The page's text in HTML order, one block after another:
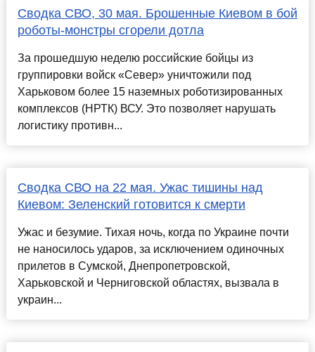
Сводка СВО, 30 мая. Брошенные Киевом в бой
роботы-монстры сгорели дотла
За прошедшую неделю российские бойцы из
группировки войск «Север» уничтожили под
Харьковом более 15 наземных роботизированных
комплексов (НРТК) ВСУ. Это позволяет нарушать
логистику противн...
Сводка СВО на 22 мая. Ужас тишины над
Киевом: Зеленский готовится к смерти
Ужас и безумие. Тихая ночь, когда по Украине почти
не наносилось ударов, за исключением одиночных
прилетов в Сумской, Днепропетровской,
Харьковской и Черниговской областях, вызвала в
украин...